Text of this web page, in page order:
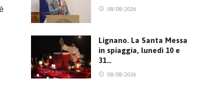
08/08/2026
Lignano. La Santa Messa
in spiaggia, lunedì 10 e
31…
08/08/2026